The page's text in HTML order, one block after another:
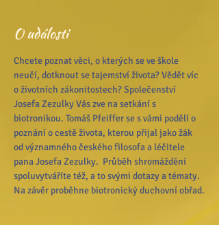
O události
Chcete poznat věci, o kterých se ve škole
neučí, dotknout se tajemství života? Vědět víc
o životních zákonitostech? Společenství
Josefa Zezulky Vás zve na setkání s
biotronikou. Tomáš Pfeiffer se s vámi podělí o
poznání o cestě života, kterou přijal jako žák
od významného českého filosofa a léčitele
pana Josefa Zezulky.  Průběh shromáždění
spoluvytváříte též, a to svými dotazy a tématy.
Na závěr proběhne biotronický duchovní obřad.